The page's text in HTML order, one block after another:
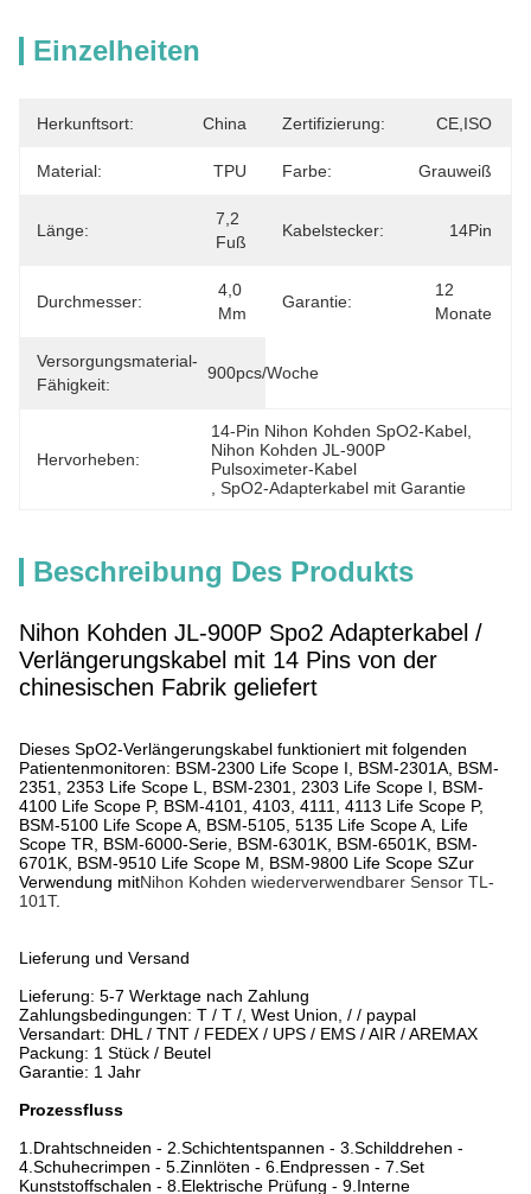
Einzelheiten
Herkunftsort: China Zertifizierung: CE,ISO
Material: TPU Farbe: Grauweiß
Länge:
7,2
Fuß
Kabelstecker: 14Pin
Durchmesser:
4,0
Mm
Garantie:
12
Monate
Versorgungsmaterial-
Fähigkeit:
900pcs/Woche
Hervorheben:
14-Pin Nihon Kohden SpO2-Kabel
Nihon Kohden JL-900P
Pulsoximeter-Kabel
, SpO2-Adapterkabel mit Garantie
Beschreibung Des Produkts
Nihon Kohden JL-900P Spo2 Adapterkabel /
Verlängerungskabel mit 14 Pins von der
chinesischen Fabrik geliefert
Dieses SpO2-Verlängerungskabel funktioniert mit folgenden
Patientenmonitoren: BSM-2300 Life Scope I, BSM-2301A, BSM-
2351, 2353 Life Scope L, BSM-2301, 2303 Life Scope I, BSM-
4100 Life Scope P, BSM-4101, 4103, 4111, 4113 Life Scope P,
BSM-5100 Life Scope A, BSM-5105, 5135 Life Scope A, Life
Scope TR, BSM-6000-Serie, BSM-6301K, BSM-6501K, BSM-
6701K, BSM-9510 Life Scope M, BSM-9800 Life Scope SZur
Verwendung mitNihon Kohden wiederverwendbarer Sensor TL-
101T.
Lieferung und Versand
Lieferung: 5-7 Werktage nach Zahlung
Zahlungsbedingungen: T / T /, West Union, / / paypal
Versandart: DHL / TNT / FEDEX / UPS / EMS / AIR / AREMAX
Packung: 1 Stück / Beutel
Garantie: 1 Jahr
Prozessfluss
1.Drahtschneiden - 2.Schichtentspannen - 3.Schilddrehen -
4.Schuhecrimpen - 5.Zinnlöten - 6.Endpressen - 7.Set
Kunststoffschalen - 8.Elektrische Prüfung - 9.Interne